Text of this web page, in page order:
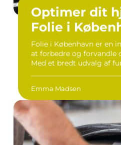
Optimer dit
Folie i
Folie i København er en
at forbedre og forvandle
Med et bredt udvalg af
Emma Madsen